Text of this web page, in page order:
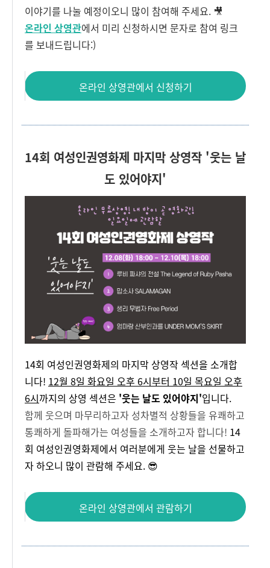
이야기를 나눌 예정이오니 많이 참여해 주세요. 🎥
온라인 상영관에서 미리 신청하시면 문자로 참여 링크
를 보내드립니다:)
온라인 상영관에서 신청하기
14회 여성인권영화제 마지막 상영작 '웃는 날
도 있어야지'
14회 여성인권영화제의 마지막 상영작 섹션을 소개합
니다! 12월 8일 화요일 오후 6시부터 10일 목요일 오후
6시까지의 상영 섹션은 '웃는 날도 있어야지'입니다.
함께 웃으며 마무리하고자 성차별적 상황들을 유쾌하고
통쾌하게 돌파해가는 여성들을 소개하고자 합니다! 14
회 여성인권영화제에서 여러분에게 웃는 날을 선물하고
자 하오니 많이 관람해 주세요. 😎
온라인 상영관에서 관람하기